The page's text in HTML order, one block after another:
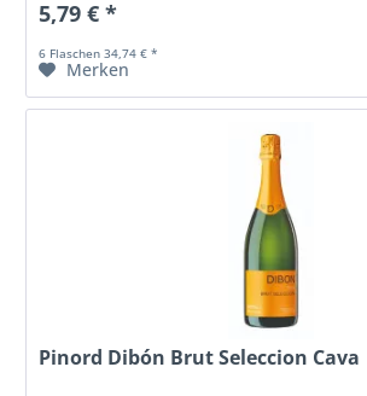
5,79 € *
6 Flaschen 34,74 € *
Merken
Pinord Dibón Brut Seleccion Cava